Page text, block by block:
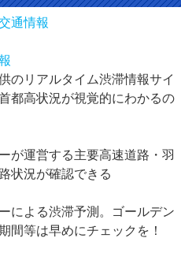
通情報
のリアルタイム渋滞情報サイ
都高状況が視覚的にわかるの
が運営する主要高速道路・羽
状況が確認できる
による渋滞予測。ゴールデン
間等は早めにチェックを！